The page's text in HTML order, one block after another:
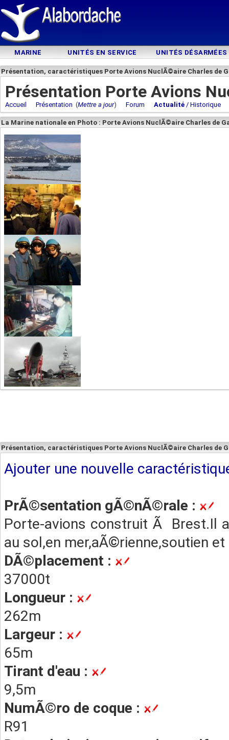
MARINE UNITÉS EN SERVICE UNITÉS DÉSARMÉES
Présentation, caractéristiques Porte Avions NuclÃ©aire Charles de
Présentation Porte Avions
Accueil Présentation (Mettre a jour) Forum Actualité / Historique
La Marine nationale en Photo : Porte Avions NuclÃ©aire Charles de
Présentation, caractéristiques Porte Avions NuclÃ©aire Charles de
Ajouter une nouvelle
PrÃ©sentation gÃ©nÃ©rale :
Porte-avions construit Ã Brest.Il
au sol,en mer,aÃ©rienne,soutien
DÃ©placement :
37000t
Longueur :
262m
Largeur :
65m
Tirant d'eau :
9,5m
NumÃ©ro de coque :
R91